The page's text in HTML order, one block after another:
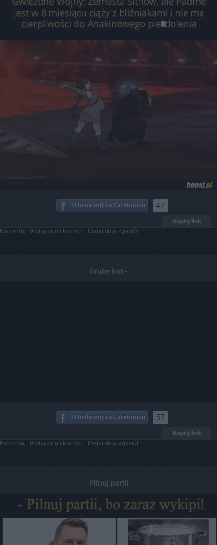
47
Kopiuj link
Komentuj Dodaj do ulubionych Dodaj do przyjaciół
Gruby kot -
57
Kopiuj link
Komentuj Dodaj do ulubionych Dodaj do przyjaciół
Pilnuj partii